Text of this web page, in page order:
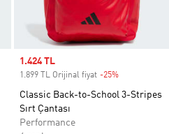
Sale price
1.424 TL
1.899 TL Orijinal fiyat -25%
Classic Back-to-School 3-Stripes
Sırt Çantası
Performance